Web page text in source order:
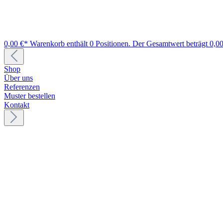
0,00 €* Warenkorb enthält 0 Positionen. Der Gesamtwert beträgt
Shop
Über uns
Referenzen
Muster bestellen
Kontakt